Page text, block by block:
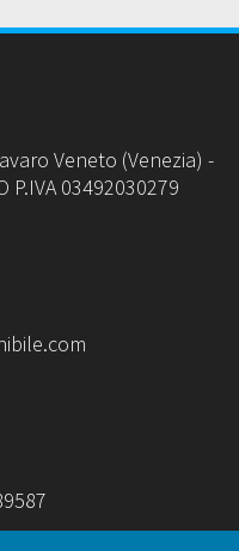
Veneto (Venezia) -
P.IVA 03492030279